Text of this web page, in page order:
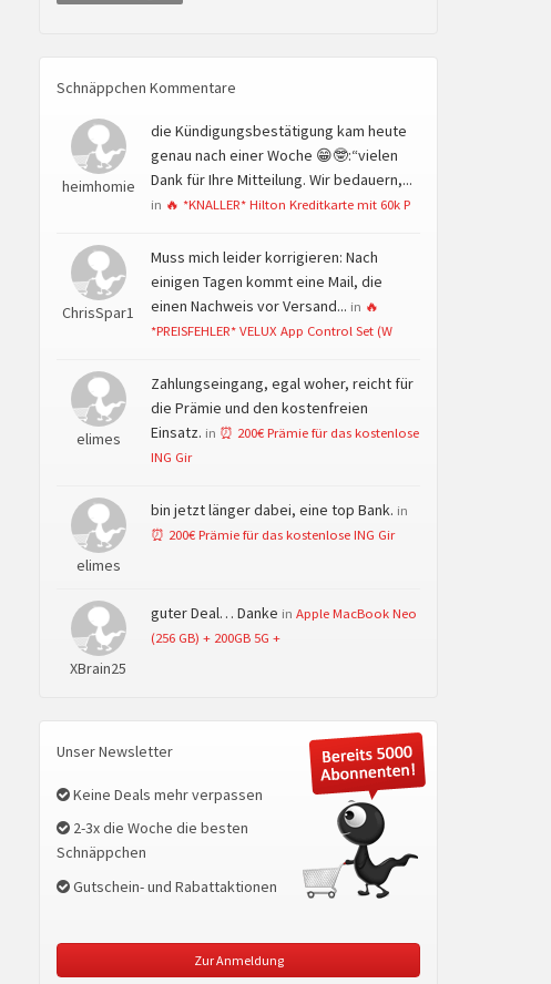
Schnäppchen Kommentare
heimhomie
die Kündigungsbestätigung kam heute
genau nach einer Woche 😁🤓:“vielen
Dank für Ihre Mitteilung. Wir bedauern,...
in 🔥 *KNALLER* Hilton Kreditkarte mit 60k P
ChrisSpar1
Muss mich leider korrigieren: Nach
einigen Tagen kommt eine Mail, die
einen Nachweis vor Versand... in 🔥
*PREISFEHLER* VELUX App Control Set (W
elimes
Zahlungseingang, egal woher, reicht für
die Prämie und den kostenfreien
Einsatz. in ⏰ 200€ Prämie für das kostenlose
ING Gir
elimes
bin jetzt länger dabei, eine top Bank. in
⏰ 200€ Prämie für das kostenlose ING Gir
XBrain25
guter Deal… Danke in Apple MacBook Neo
(256 GB) + 200GB 5G +
Unser Newsletter
Keine Deals mehr verpassen
2-3x die Woche die besten
Schnäppchen
Gutschein- und Rabattaktionen
Zur Anmeldung